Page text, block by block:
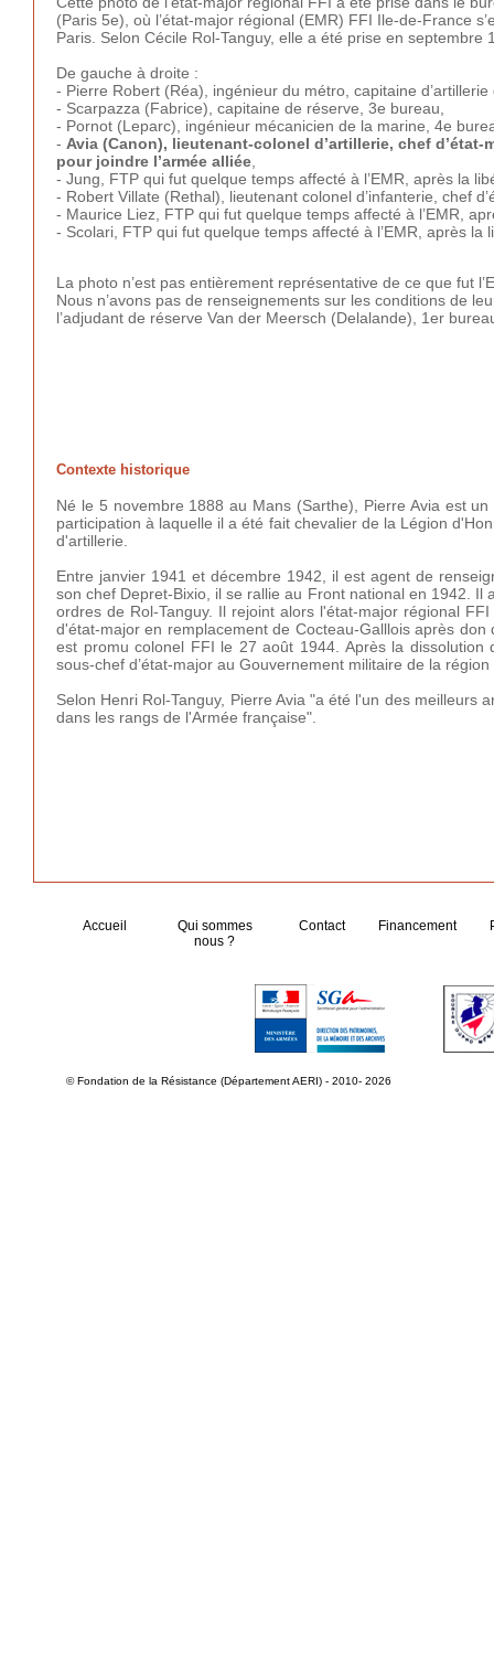
(Paris 5e), où l’état-major régional (EMR) FFI Ile-de-France
Paris. Selon Cécile Rol-Tanguy, elle a été prise en septembre
De gauche à droite :
- Pierre Robert (Réa), ingénieur du métro, capitaine
- Scarpazza (Fabrice), capitaine de réserve, 3e bureau,
- Pornot (Leparc), ingénieur mécanicien de la marine, 4e
- Avia (Canon), lieutenant-colonel d’artillerie, chef
pour joindre l’armée alliée
- Jung, FTP qui fut quelque temps affecté à l’EMR, après la
- Robert Villate (Rethal), lieutenant colonel d’infanterie, chef
- Maurice Liez, FTP qui fut quelque temps affecté à l’EMR,
- Scolari, FTP qui fut quelque temps affecté à l’EMR, après la
La photo n’est pas entièrement représentative de ce que fut
Nous n’avons pas de renseignements sur les conditions de
l’adjudant de réserve Van der Meersch (Delalande), 1er
Contexte historique
Né le 5 novembre 1888 au Mans (Sarthe), Pierre Avia est
participation à laquelle il a été fait chevalier de la Légion
d'artillerie.
Entre janvier 1941 et décembre 1942, il est agent de
son chef Depret-Bixio, il se rallie au Front national en 1942.
ordres de Rol-Tanguy. Il rejoint alors l'état-major régional
d'état-major en remplacement de Cocteau-Galllois après
est promu colonel FFI le 27 août 1944. Après la
sous-chef d’état-major au Gouvernement militaire de la région
Selon Henri Rol-Tanguy, Pierre Avia "a été l'un des
dans les rangs de l'Armée française".
Accueil
Qui sommes
nous ?
Contact Financement
© Fondation de la Résistance (Département AERI) - 2010- 2026